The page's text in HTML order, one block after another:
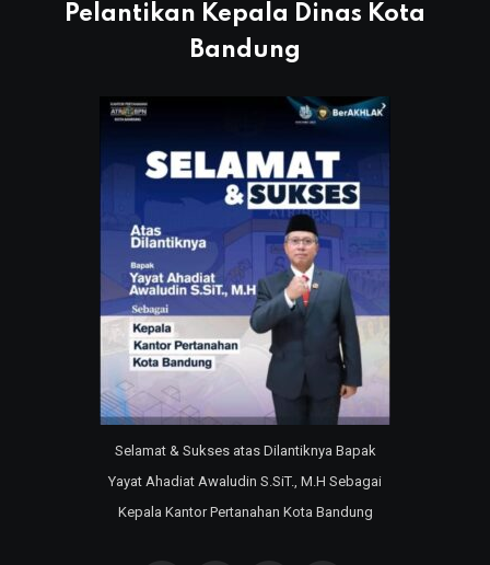
Pelantikan Kepala Dinas Kota
Bandung
Selamat & Sukses atas Dilantiknya Bapak
Yayat Ahadiat Awaludin S.SiT., M.H Sebagai
Kepala Kantor Pertanahan Kota Bandung